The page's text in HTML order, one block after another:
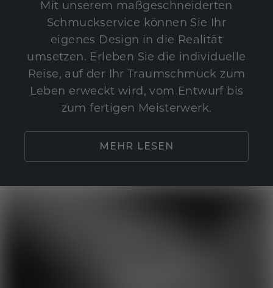
Mit unserem maßgeschneiderten
Schmuckservice können Sie Ihr
eigenes Design in die Realität
umsetzen. Erleben Sie die individuelle
Reise, auf der Ihr Traumschmuck zum
Leben erweckt wird, vom Entwurf bis
zum fertigen Meisterwerk.
MEHR LESEN